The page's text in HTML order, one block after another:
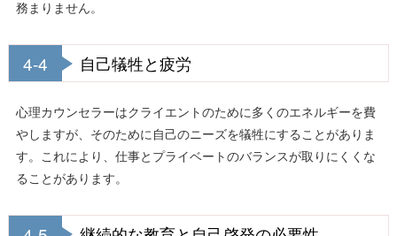
務まりません。
4-4 自己犠牲と疲労
心理カウンセラーはクライエントのために多くのエネルギーを費
やしますが、そのために自己のニーズを犠牲にすることがありま
す。これにより、仕事とプライベートのバランスが取りにくくな
ることがあります。